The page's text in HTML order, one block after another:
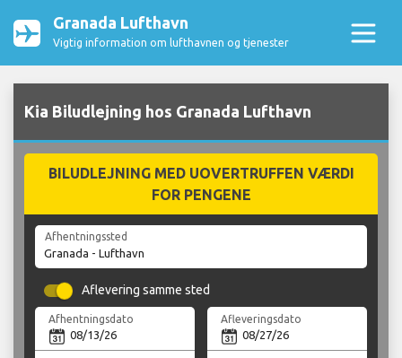
Granada Lufthavn
Vigtig information om lufthavnen og tjenester
Kia Biludlejning hos Granada Lufthavn
BILUDLEJNING MED UOVERTRUFFEN VÆRDI
FOR PENGENE
Afhentningssted
Aflevering samme sted
Afhentningsdato Afleveringsdato